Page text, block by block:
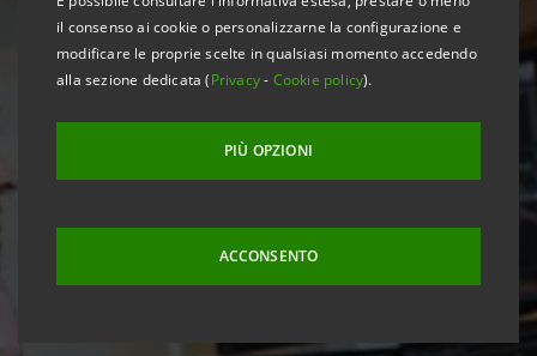
il consenso ai cookie o personalizzarne la configurazione e
modificare le proprie scelte in qualsiasi momento accedendo
alla sezione dedicata (Privacy- Cookie policy).
PIÙ OPZIONI
ACCONSENTO